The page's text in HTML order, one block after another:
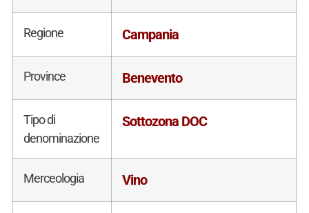
Regione Campania
Province Benevento
Tipo di
denominazione
Sottozona DOC
Merceologia Vino